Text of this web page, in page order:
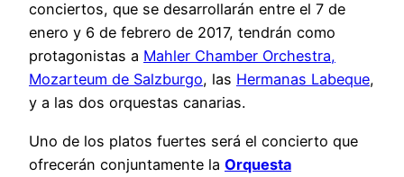
conciertos, que se desarrollarán entre el 7 de
enero y 6 de febrero de 2017, tendrán como
protagonistas a Mahler Chamber Orchestra,
Mozarteum de Salzburgo, las Hermanas Labeque,
y a las dos orquestas canarias.
Uno de los platos fuertes será el concierto que
ofrecerán conjuntamente la Orquesta